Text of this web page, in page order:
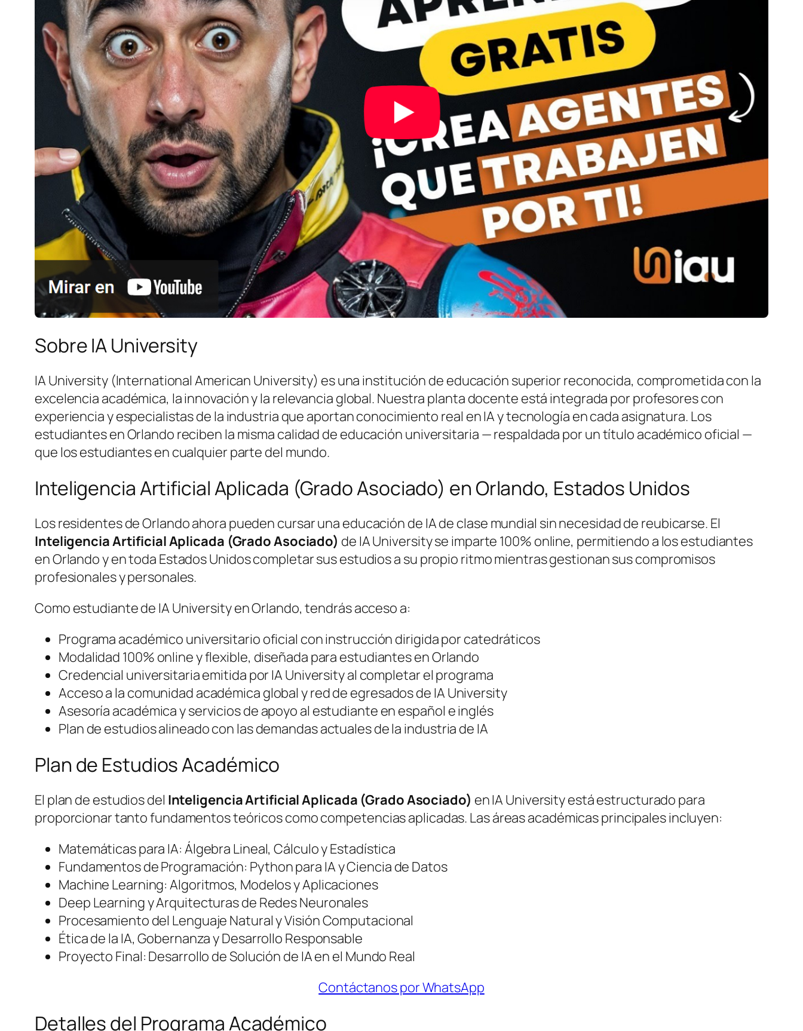
Sobre IA University
IA University (International American University) es una institución de educación superior reconocida, comprometida con la
excelencia académica, la innovación y la relevancia global. Nuestra planta docente está integrada por profesores con
experiencia y especialistas de la industria que aportan conocimiento real en IA y tecnología en cada asignatura. Los
estudiantes en Orlando reciben la misma calidad de educación universitaria — respaldada por un título académico oficial —
que los estudiantes en cualquier parte del mundo.
Inteligencia Artificial Aplicada (Grado Asociado) en Orlando, Estados Unidos
Los residentes de Orlando ahora pueden cursar una educación de IA de clase mundial sin necesidad de reubicarse. El
Inteligencia Artificial Aplicada (Grado Asociado) de IA University se imparte 100% online, permitiendo a los estudiantes
en Orlando y en toda Estados Unidos completar sus estudios a su propio ritmo mientras gestionan sus compromisos
profesionales y personales.
Como estudiante de IA University en Orlando, tendrás acceso a:
Programa académico universitario oficial con instrucción dirigida por catedráticos
Modalidad 100% online y flexible, diseñada para estudiantes en Orlando
Credencial universitaria emitida por IA University al completar el programa
Acceso a la comunidad académica global y red de egresados de IA University
Asesoría académica y servicios de apoyo al estudiante en español e inglés
Plan de estudios alineado con las demandas actuales de la industria de IA
Plan de Estudios Académico
El plan de estudios del Inteligencia Artificial Aplicada (Grado Asociado) en IA University está estructurado para
proporcionar tanto fundamentos teóricos como competencias aplicadas. Las áreas académicas principales incluyen:
Matemáticas para IA: Álgebra Lineal, Cálculo y Estadística
Fundamentos de Programación: Python para IA y Ciencia de Datos
Machine Learning: Algoritmos, Modelos y Aplicaciones
Deep Learning y Arquitecturas de Redes Neuronales
Procesamiento del Lenguaje Natural y Visión Computacional
Ética de la IA, Gobernanza y Desarrollo Responsable
Proyecto Final: Desarrollo de Solución de IA en el Mundo Real
Contáctanos por WhatsApp
Detalles del Programa Académico